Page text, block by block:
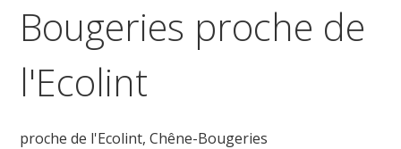
Bougeries proche de
l'Ecolint
proche de l'Ecolint,Chêne-Bougeries